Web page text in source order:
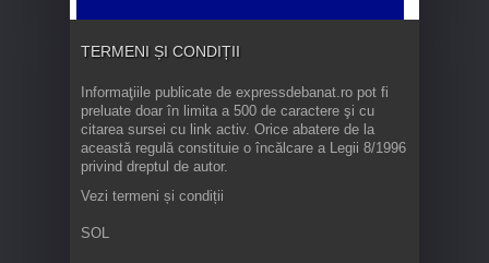
TERMENI ȘI CONDIȚII
Informaţiile publicate de expressdebanat.ro pot fi
preluate doar în limita a 500 de caractere şi cu
citarea sursei cu link activ. Orice abatere de la
această regulă constituie o încălcare a Legii 8/1996
privind dreptul de autor.
Vezi termeni și condiții
SOL